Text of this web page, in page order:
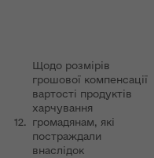
12.
Щодо розмірів
грошової компенсації
вартості продуктів
харчування
громадянам, які
постраждали
внаслідок